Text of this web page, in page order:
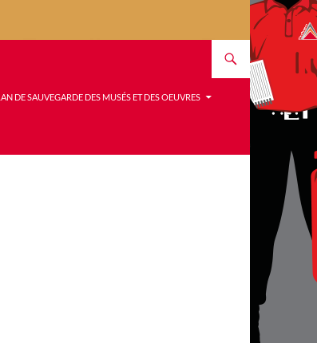
DE SAUVEGARDE DES MUSÉS ET DES OEUVRES